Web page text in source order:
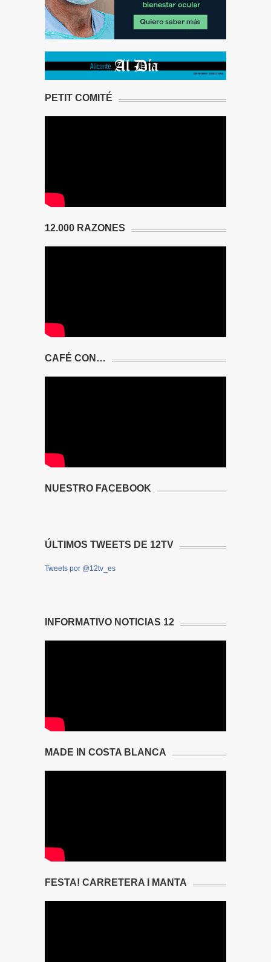
PETIT COMITÉ
12.000 RAZONES
CAFÉ CON…
NUESTRO FACEBOOK
ÚLTIMOS TWEETS DE 12TV
Tweets por @12tv_es
INFORMATIVO NOTICIAS 12
MADE IN COSTA BLANCA
FESTA! CARRETERA I MANTA